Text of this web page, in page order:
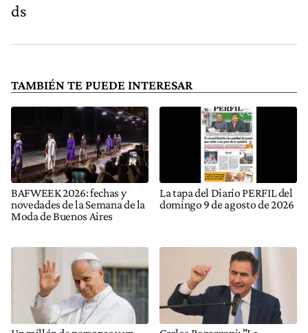
ds
TAMBIÉN TE PUEDE INTERESAR
BAFWEEK 2026: fechas y
novedades de la Semana de la
Moda de Buenos Aires
La tapa del Diario PERFIL del
domingo 9 de agosto de 2026